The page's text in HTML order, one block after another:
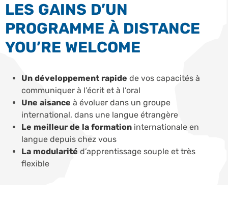
LES GAINS D’UN
PROGRAMME À DISTANCE
YOU’RE WELCOME
Un développement rapide de vos capacités à
communiquer à l’écrit et à l’oral
Une aisance à évoluer dans un groupe
international, dans une langue étrangère
Le meilleur de la formation internationale en
langue depuis chez vous
La modularité d’apprentissage souple et très
flexible